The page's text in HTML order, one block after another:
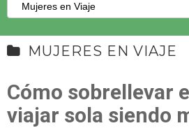
MUJERES EN VIAJE
Cómo sobrellevar
viajar sola siendo